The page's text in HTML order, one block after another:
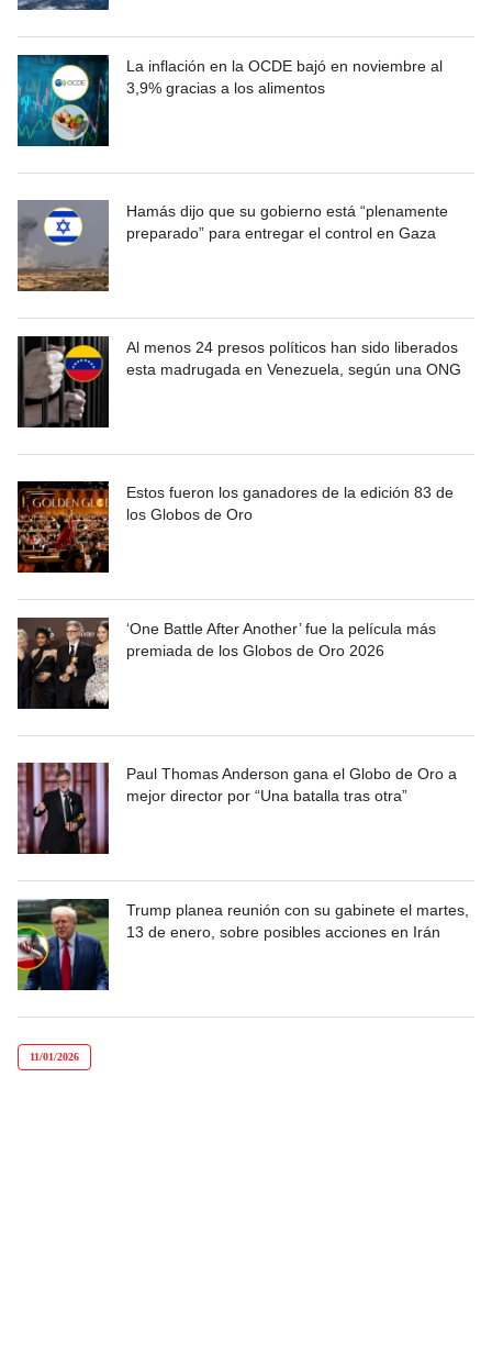
La inflación en la OCDE bajó en noviembre al
3,9% gracias a los alimentos
Hamás dijo que su gobierno está “plenamente
preparado” para entregar el control en Gaza
Al menos 24 presos políticos han sido liberados
esta madrugada en Venezuela, según una ONG
Estos fueron los ganadores de la edición 83 de
los Globos de Oro
‘One Battle After Another’ fue la película más
premiada de los Globos de Oro 2026
Paul Thomas Anderson gana el Globo de Oro a
mejor director por “Una batalla tras otra”
Trump planea reunión con su gabinete el martes,
13 de enero, sobre posibles acciones en Irán
11/01/2026